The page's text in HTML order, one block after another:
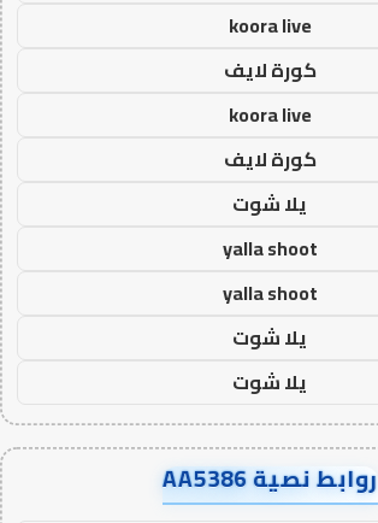
koora live
كورة لايف
koora live
كورة لايف
يلا شوت
yalla shoot
yalla shoot
يلا شوت
يلا شوت
روابط نصية AA5386